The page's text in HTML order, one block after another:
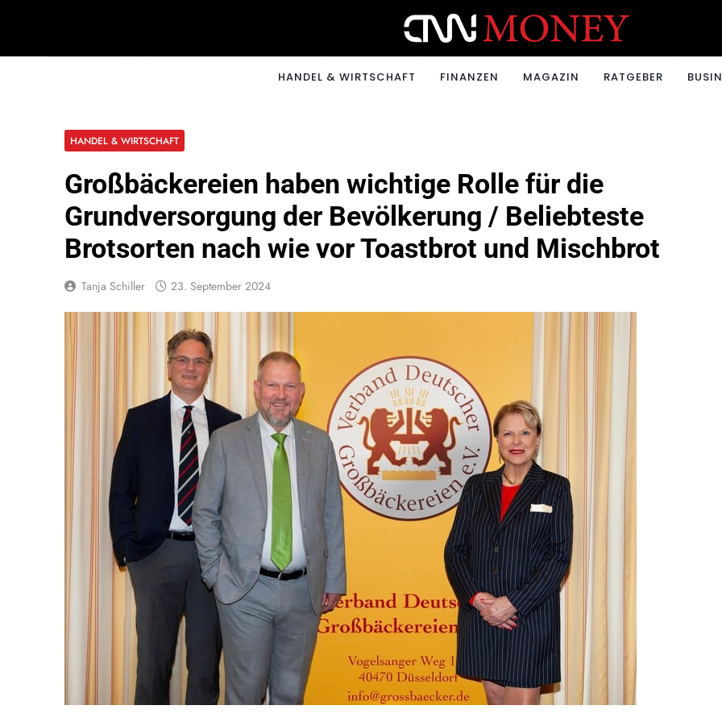
CNNMONEY.CH
HANDEL & WIRTSCHAFT FINANZEN MAGAZIN RATGEBER
HANDEL & WIRTSCHAFT
Großbäckereien haben wichtige Rolle für die
Grundversorgung der Bevölkerung / Beliebteste
Brotsorten nach wie vor Toastbrot und Mischbrot
Tanja Schiller 23. September 2024